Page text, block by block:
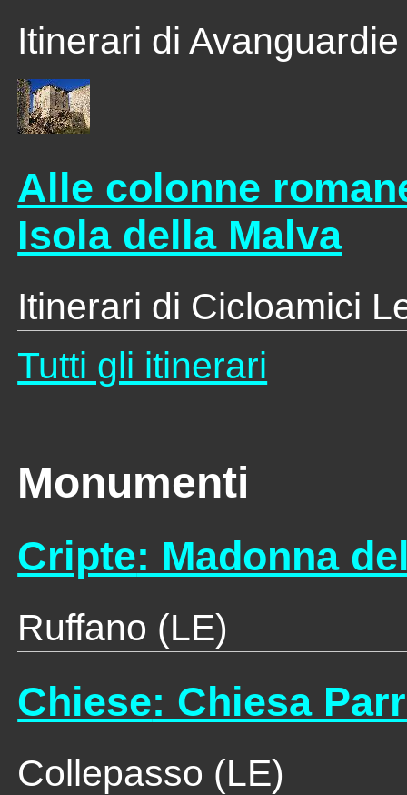
Itinerari di Avanguardie
Alle colonne
Isola della Malva
Itinerari di Cicloamici
Tutti gli itinerari
Monumenti
Cripte: Madonna
Ruffano (LE)
Chiese: Chiesa
Collepasso (LE)